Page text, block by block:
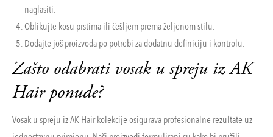
naglasiti.
Oblikujte kosu prstima ili češljem prema željenom stilu.
Dodajte još proizvoda po potrebi za dodatnu definiciju i kontrolu.
Zašto odabrati vosak u spreju iz AK
Hair ponude?
Vosak u spreju iz AK Hair kolekcije osigurava profesionalne rezultate uz